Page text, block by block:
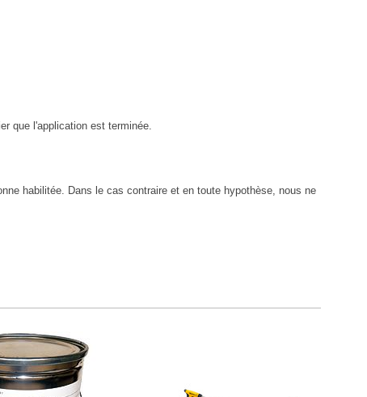
que l'application est terminée.
habilitée. Dans le cas contraire et en toute hypothèse, nous ne